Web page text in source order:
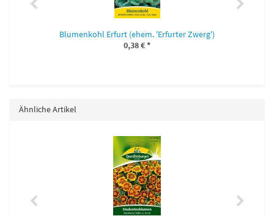
Blumenkohl Erfurt (ehem. 'Erfurter Zwerg')
0,38 €*
Ähnliche Artikel